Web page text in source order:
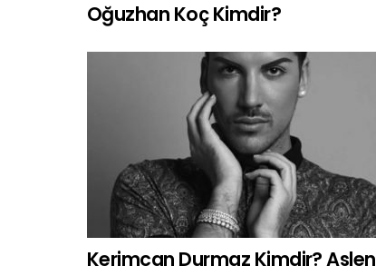
Oğuzhan Koç Kimdir?
Kerimcan Durmaz Kimdir? Aslen